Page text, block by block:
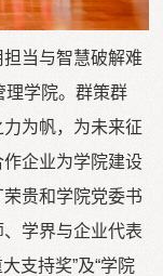
当与智慧破解难
理学院。群策群
为帆，为未来征
企业为学院建设
贵和学院党委书
学界与企业代表
支持奖”及“学院